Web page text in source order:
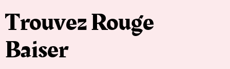
Trouvez Rouge
Baiser